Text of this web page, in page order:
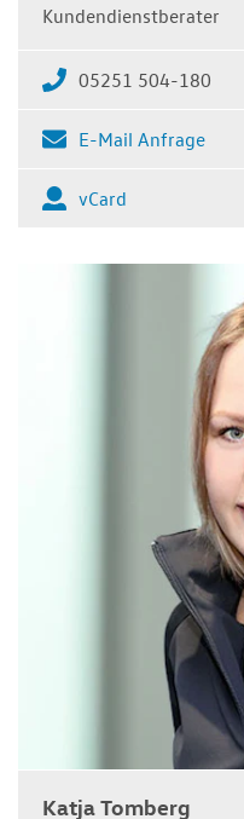
Kundendienstberater
05251 504-180
E-Mail Anfrage
vCard
Katja Tomberg